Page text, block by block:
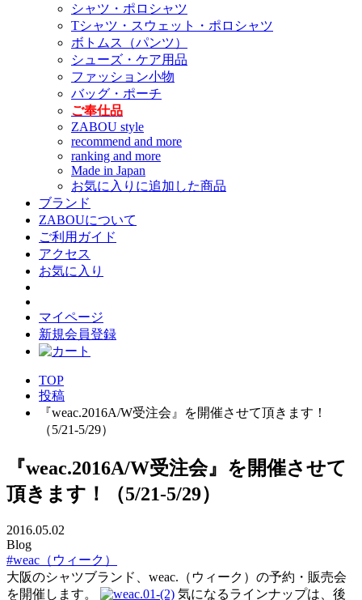
シャツ・ポロシャツ
Tシャツ・スウェット・ポロシャツ
ボトムス（パンツ）
シューズ・ケア用品
ファッション小物
バッグ・ポーチ
ご奉仕品
ZABOU style
recommend and more
ranking and more
Made in Japan
お気に入りに追加した商品
ブランド
ZABOUについて
ご利用ガイド
アクセス
お気に入り
マイページ
新規会員登録
TOP
投稿
『weac.2016A/W受注会』を開催させて頂きます！
（5/21-5/29）
『weac.2016A/W受注会』を開催させて
頂きます！（5/21-5/29）
2016.05.02
Blog
#weac（ウィーク）
大阪のシャツブランド、weac.（ウィーク）の予約・販売会
を開催します。
気になるラインナップは、後